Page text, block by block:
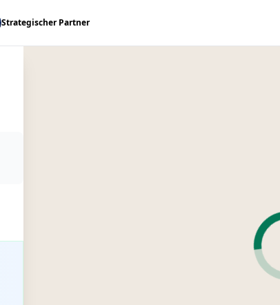
Strategischer Partner